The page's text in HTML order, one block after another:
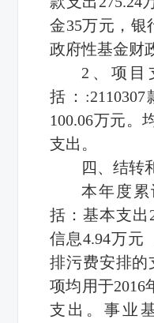
金35万元，银
政府性基金财
2、项目
括：
100.06万元。
支出。
四、结转
本年度累
括：基本支出
信息4.94万元
排污费安排的
项均用于2016
支出。事业